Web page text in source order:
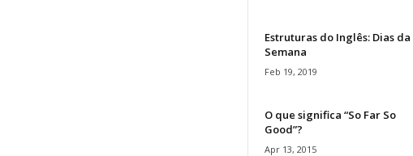
Estruturas do Inglês: Dias da
Semana
Feb 19, 2019
O que significa “So Far So
Good”?
Apr 13, 2015